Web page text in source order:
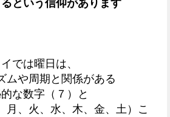
という信仰があります
では曜日は、
ムや周期と関係がある
な数字（７）と
月、火、水、木、金、土）こ